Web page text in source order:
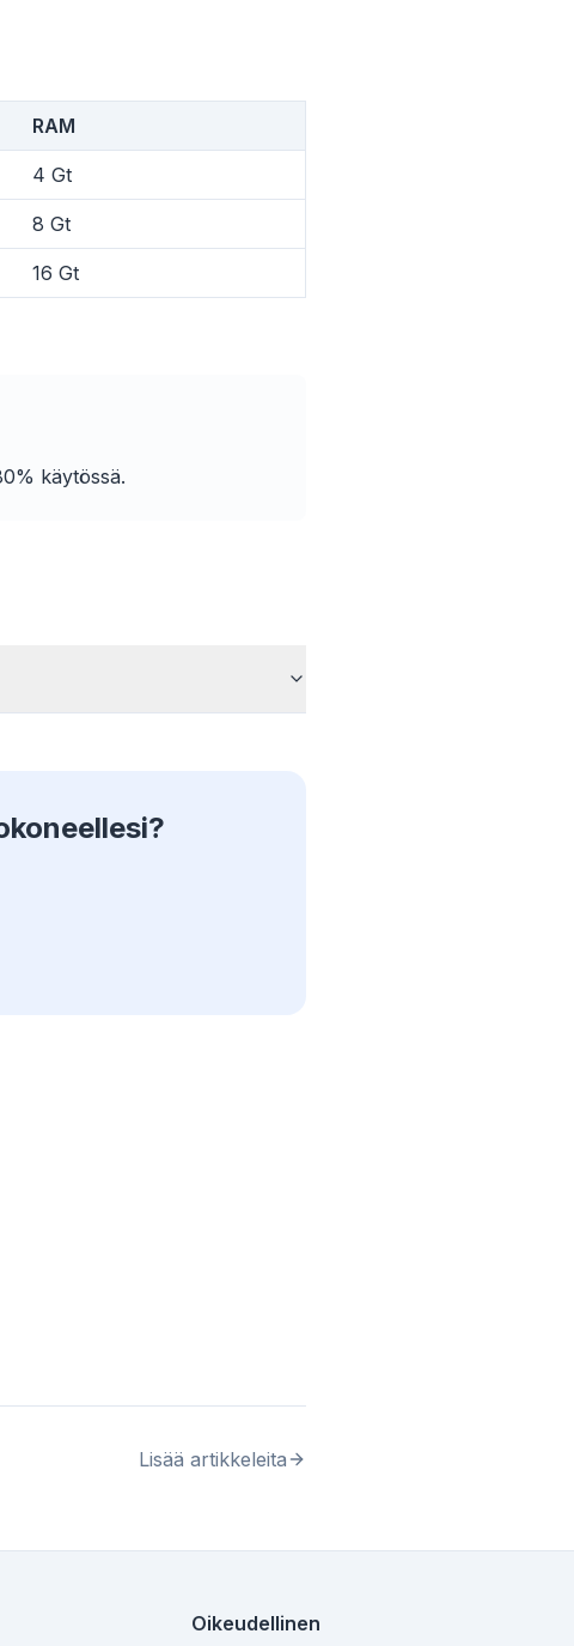
RAM
4 Gt
8 Gt
16 Gt
käytössä.
Lisää artikkeleita
Oikeudellinen
Sponsored